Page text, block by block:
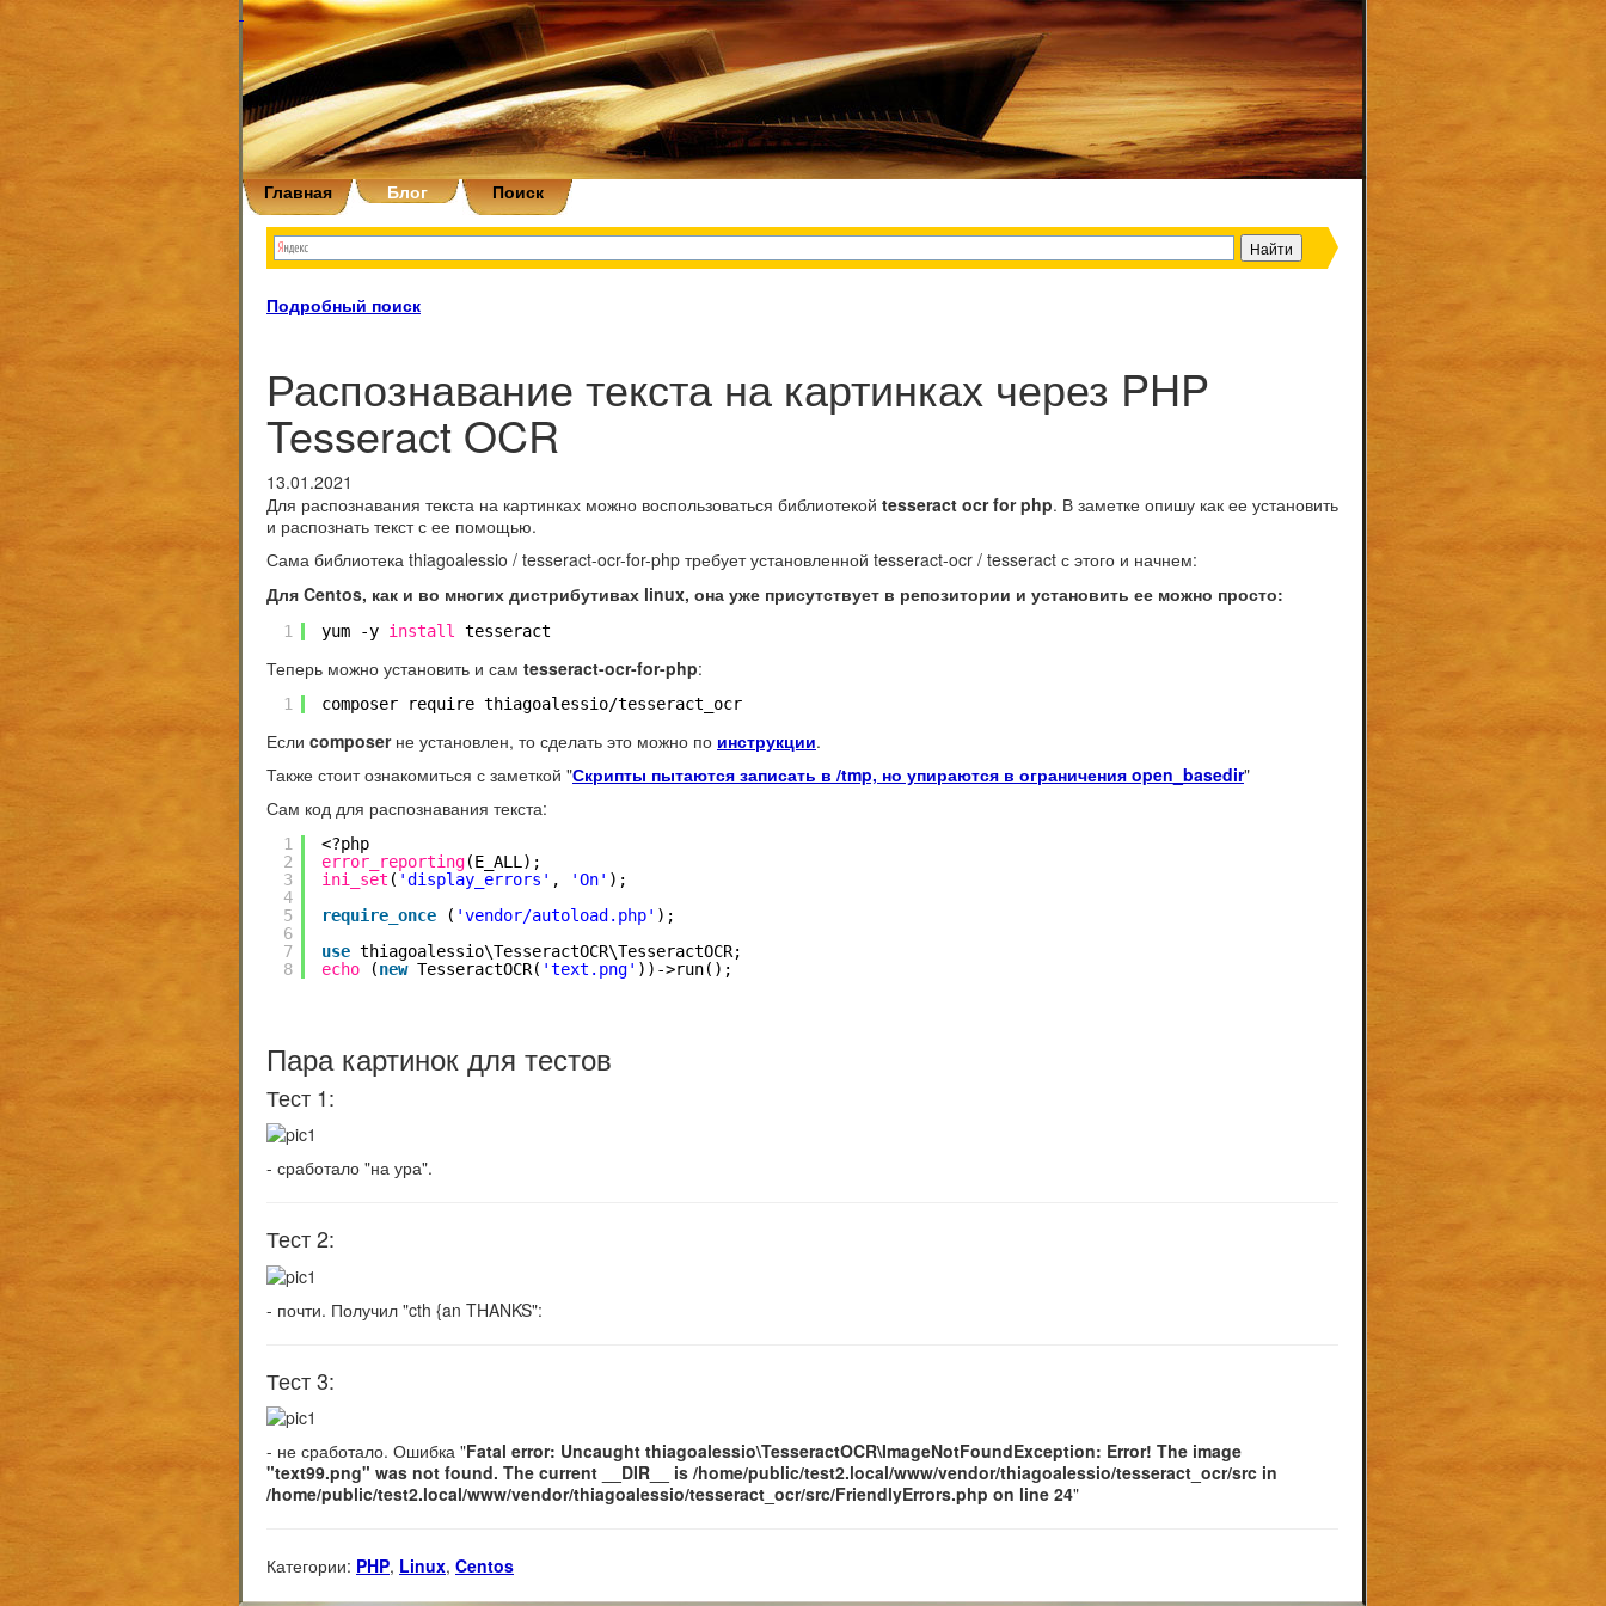
Главная Блог Поиск
Подробный поиск
Распознавание текста на картинках через PHP
Tesseract OCR
13.01.2021
Для распознавания текста на картинках можно воспользоваться библиотекой tesseract ocr for php. В заметке опишу как ее установить
и распознать текст с ее помощью.
Сама библиотека thiagoalessio / tesseract-ocr-for-php требует установленной tesseract-ocr / tesseract с этого и начнем:
Для Centos, как и во многих дистрибутивах linux, она уже присутствует в репозитории и установить ее можно просто:
1 yum -y install tesseract
Теперь можно установить и сам tesseract-ocr-for-php:
1 composer require thiagoalessio/tesseract_ocr
Если composerне установлен, то сделать это можно по инструкции.
Также стоит ознакомиться с заметкой "Скрипты пытаются записать в /tmp, но упираются в ограничения open_basedir"
Сам код для распознавания текста:
1
2
3
4
5
6
7
8
<?php
error_reporting(E_ALL);
ini_set ( 'display_errors' , 'On' );
require_once
( 'vendor/autoload.php' );
use thiagoalessio\TesseractOCR\TesseractOCR;
echo
(new TesseractOCR( 'text.png' ))->run();
Пара картинок для тестов
Тест 1:
- сработало "на ура".
Тест 2:
- почти. Получил "cth {an THANKS":
Тест 3:
- не сработало. Ошибка "Fatal error: Uncaught thiagoalessio\TesseractOCR\ImageNotFoundException: Error! The image
"text99.png" was not found. The current __DIR__ is /home/public/test2.local/www/vendor/thiagoalessio/tesseract_ocr/src in
/home/public/test2.local/www/vendor/thiagoalessio/tesseract_ocr/src/FriendlyErrors.php on line 24"
Категории: PHP, Linux, Centos